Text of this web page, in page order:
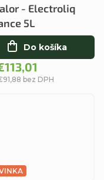
- Electroliq
5L
bez DPH
Do košíka